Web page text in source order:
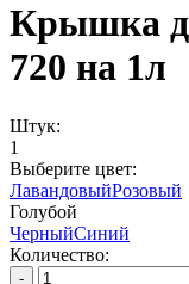
Крышка
720 на 1л
Штук:
1
Выберите цвет:
ЛавандовыйРозовый
Голубой
ЧерныйСиний
Количество:
-